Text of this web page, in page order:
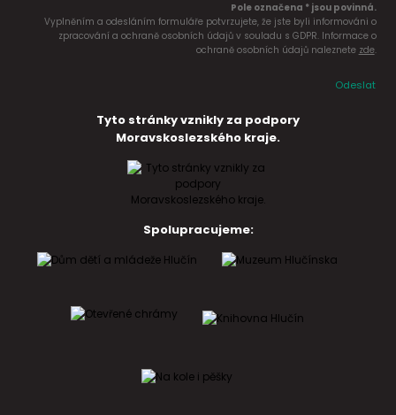
Pole označena * jsou povinná.
Vyplněním a odesláním formuláře potvrzujete, že jste byli informováni o
zpracování a ochraně osobních údajů v souladu s GDPR. Informace o
ochraně osobních údajů naleznete zde.
Odeslat
Tyto stránky vznikly za podpory
Moravskoslezského kraje.
Spolupracujeme: